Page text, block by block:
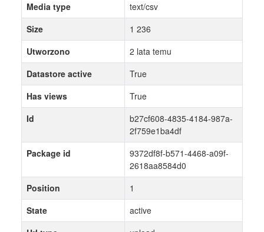
Media type
text/csv
Size
1 236
Utworzono
2 lata temu
Datastore active
True
Has views
True
Id
b27cf608-4835-4184-987a-
2f759e1ba4df
Package id
9372df8f-b571-4468-a09f-
2618aa8584d0
Position
1
State
active